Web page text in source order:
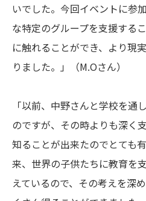
いでした。今回イベントに参
な特定のグループを支援する
に触れることができ、より現
りました。 」（M.Oさん）
「以前、中野さんと学校を通
のですが、その時よりも深く
知ることが出来たのでとても
来、世界の子供たちに教育を
えているので、その考えを深